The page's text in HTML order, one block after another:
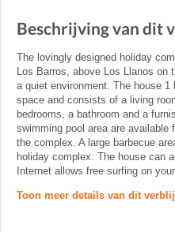
Beschrijving van dit
The lovingly designed holiday
Los Barros, above Los Llanos
a quiet environment. The house
space and consists of a living
bedrooms, a bathroom and a
swimming pool area are
the complex. A large barbecue
holiday complex. The house can
Internet allows free surfing on
Toon meer details van dit